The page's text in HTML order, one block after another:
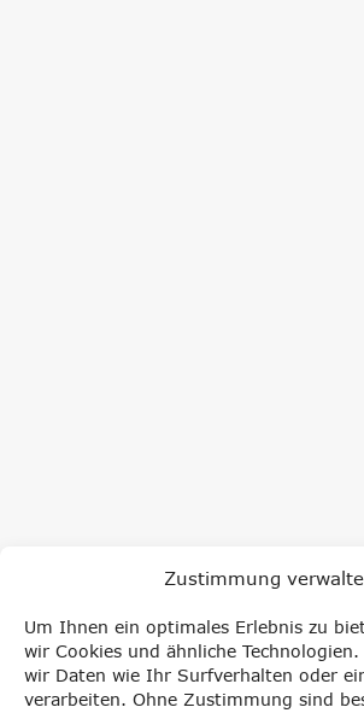
Zustimmung
Um Ihnen ein optimales Erlebnis zu
wir Cookies und ähnliche
wir Daten wie Ihr Surfverhalten oder
verarbeiten. Ohne Zustimmung sind
NEWSLETTER